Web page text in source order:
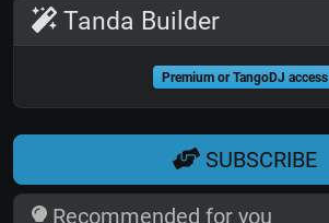
Tanda Builder
Premium or TangoDJ access
SUBSCRIBE
Recommended for you